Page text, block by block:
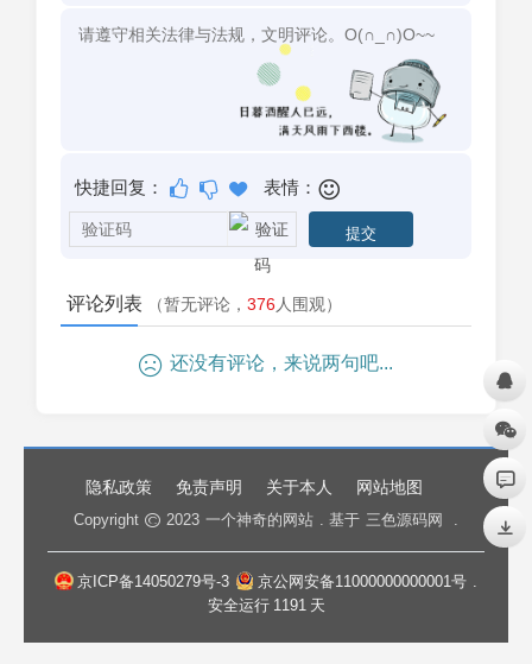
快捷回复： 表情：
评论列表 （暂无评论， 376人围观）
还没有评论，来说两句吧...
隐私政策 免责声明 关于本人 网站地图
Copyright 2023 一个神奇的网站 . 基于 三色源码网 .
京ICP备14050279号-3 京公网安备11000000000001号
安全运行 1191 天